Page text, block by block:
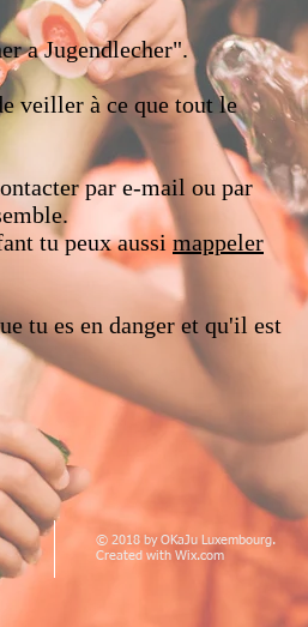
a Jugendlecher".
veiller à ce que tout le
par e-mail ou par
tu peux aussimappeler
tu es en danger et qu'il est
© 2018 by OKaJu Luxembourg.
Created with Wix.com